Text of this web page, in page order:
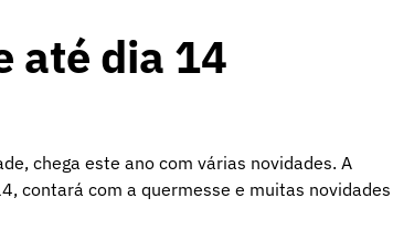
até dia 14
chega este ano com várias novidades. A
contará com a quermesse e muitas novidades